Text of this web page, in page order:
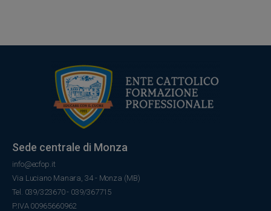
Sede centrale di Monza
info@ecfop.it
Via Luciano Manara, 34 - Monza (MB)
Tel. 039/323670 - 039/367715
P.IVA 00965660962